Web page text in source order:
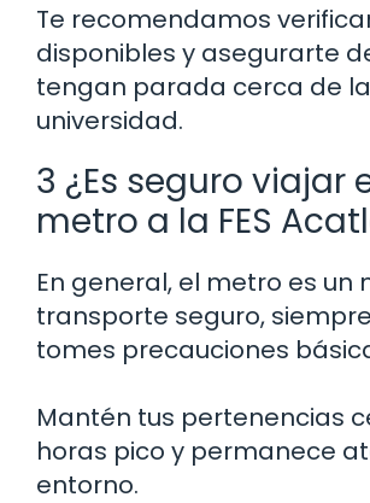
Te recomendamos
disponibles y asegurarte
tengan parada cerca de la
universidad.
3 ¿Es seguro viajar
metro a la FES
En general, el metro es un
transporte seguro,
tomes precauciones
Mantén tus pertenencias
horas pico y permanece
entorno.